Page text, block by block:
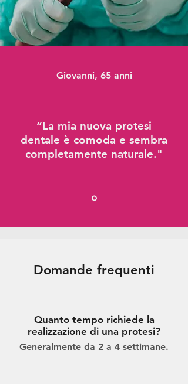
Giovanni, 65 anni
“La mia nuova protesi
dentale è comoda e sembra
completamente naturale."
Domande frequenti
Quanto tempo richiede la
realizzazione di una protesi?
Generalmente da 2 a 4 settimane.